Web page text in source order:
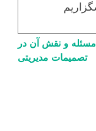
و نقش آن در
تصمیمات مدیریتی